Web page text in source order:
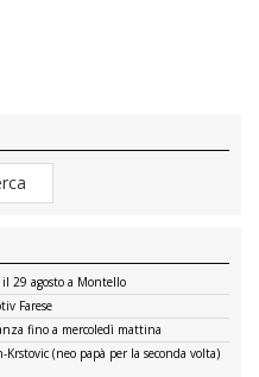
29 agosto a Montello
Farese
fino a mercoledì mattina
Krstovic (neo papà per la seconda volta)